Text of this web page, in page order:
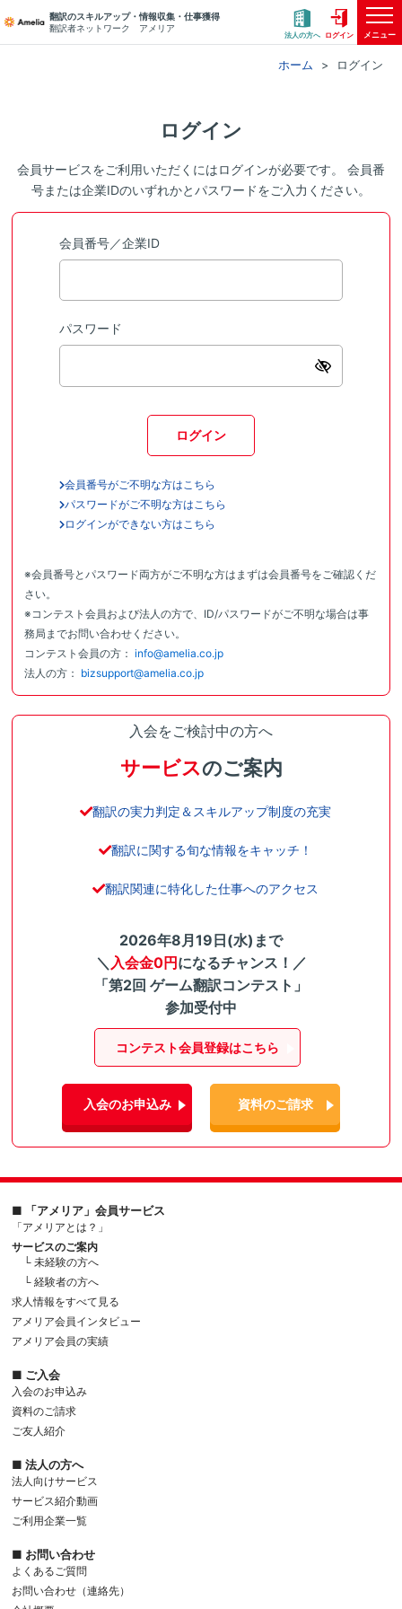
翻訳のスキルアップ・情報収集・仕事獲得
翻訳者ネットワーク アメリア
法人の方へ ログイン メニュー
ホーム ログイン
ログイン
会員サービスをご利用いただくにはログインが必要です。 会員番
号または企業IDのいずれかとパスワードをご入力ください。
会員番号／企業ID
パスワード
ログイン
会員番号がご不明な方はこちら
パスワードがご不明な方はこちら
ログインができない方はこちら
※会員番号とパスワード両方がご不明な方はまずは会員番号をご確認くだ
さい。
※コンテスト会員および法人の方で、ID/パスワードがご不明な場合は事
務局までお問い合わせください。
コンテスト会員の方： info@amelia.co.jp
法人の方： bizsupport@amelia.co.jp
入会をご検討中の方へ
サービスのご案内
翻訳の実力判定＆スキルアップ制度の充実
翻訳に関する旬な情報をキャッチ！
翻訳関連に特化した仕事へのアクセス
2026年8月19日(水)まで
＼ 入会金0円になるチャンス！／
「第2回 ゲーム翻訳コンテスト」
参加受付中
コンテスト会員登録はこちら
入会のお申込み 資料のご請求
■ 「アメリア」会員サービス
「アメリアとは？」
サービスのご案内
└ 未経験の方へ
└ 経験者の方へ
求人情報をすべて見る
アメリア会員インタビュー
アメリア会員の実績
■ ご入会
入会のお申込み
資料のご請求
ご友人紹介
■ 法人の方へ
法人向けサービス
サービス紹介動画
ご利用企業一覧
■ お問い合わせ
よくあるご質問
お問い合わせ（連絡先）